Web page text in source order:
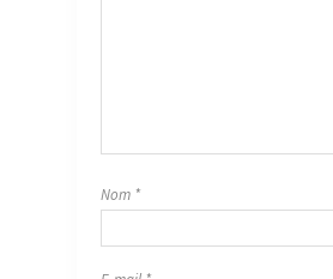
Nom *